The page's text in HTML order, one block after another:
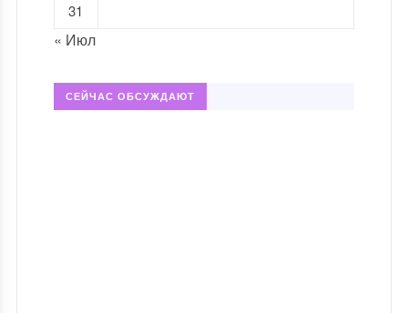
31
« Июл
СЕЙЧАС ОБСУЖДАЮТ